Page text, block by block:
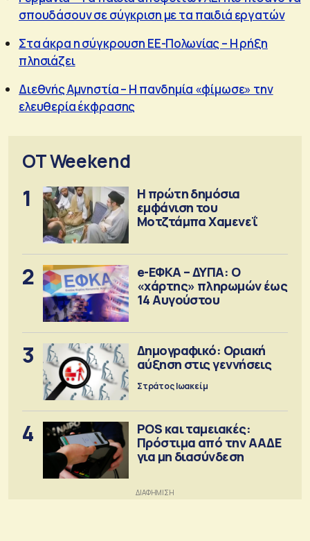
σπουδάσουν σε σύγκριση με τα παιδιά εργατών
Στα άκρα η σύγκρουση ΕΕ-Πολωνίας – Η ρήξη
πλησιάζει
Διεθνής Αμνηστία – Η πανδημία «φίμωσε» την
ελευθερία έκφρασης
OT Weekend
1
Η πρώτη δημόσια
εμφάνιση του
Μοτζτάμπα Χαμενεΐ
2
e-ΕΦΚΑ – ΔΥΠΑ: Ο
«χάρτης» πληρωμών έως
14 Αυγούστου
3
Δημογραφικό: Οριακή
αύξηση στις γεννήσεις
Στράτος Ιωακείμ
4
POS και ταμειακές:
Πρόστιμα από την ΑΑΔΕ
για μη διασύνδεση